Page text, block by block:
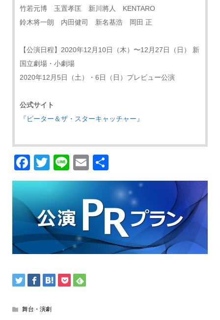
竹若元博 玉置孝匡 新川將人 KENTARO
鈴木将一朗 内田健司 新名基浩 岡田 正
【公演日程】2020年12月10日（木）〜12月27日（日） 新
国立劇場・小劇場
2020年12月5日（土）・6日（日）プレビュー公演
公式サイト
『ピーター＆ザ・スターキャッチャー』
Facebook
Twitter
LineEmail
有
舞台・演劇